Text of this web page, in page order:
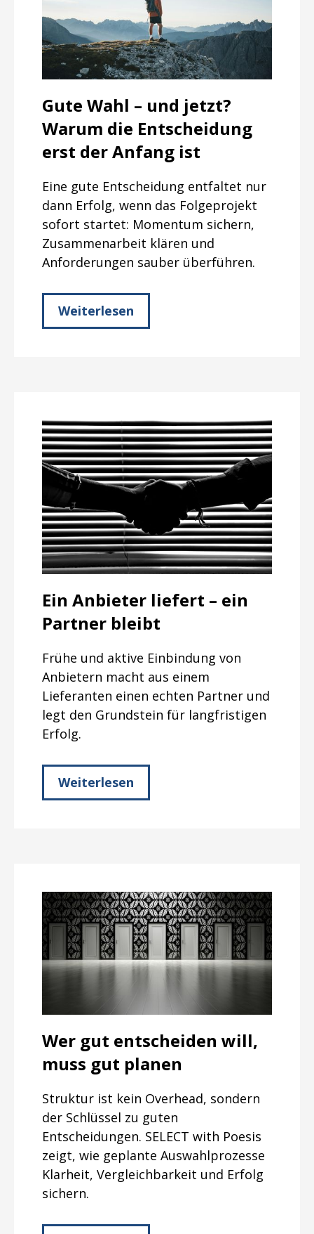
Gute Wahl – und jetzt?
Warum die Entscheidung
erst der Anfang ist
Eine gute Entscheidung entfaltet nur
dann Erfolg, wenn das Folgeprojekt
sofort startet: Momentum sichern,
Zusammenarbeit klären und
Anforderungen sauber überführen.
Weiterlesen
Ein Anbieter liefert – ein
Partner bleibt
Frühe und aktive Einbindung von
Anbietern macht aus einem
Lieferanten einen echten Partner und
legt den Grundstein für langfristigen
Erfolg.
Weiterlesen
Wer gut entscheiden will,
muss gut planen
Struktur ist kein Overhead, sondern
der Schlüssel zu guten
Entscheidungen. SELECT with Poesis
zeigt, wie geplante Auswahlprozesse
Klarheit, Vergleichbarkeit und Erfolg
sichern.